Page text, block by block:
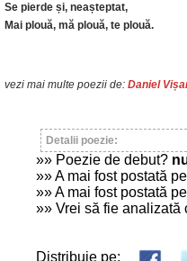
Se pierde și, neașteptat,
Mai plouă, mă plouă, te plouă.
vezi mai multe poezii de: Daniel
Detalii poezie:
»» Poezie de debut?
»» A mai fost postată
»» A mai fost postată
»» Vrei să fie analizată
Distribuie pe: